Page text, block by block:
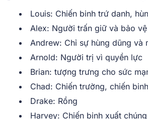
Louis: Chiến binh trứ danh,
Alex: Người trấn giữ và bảo vệ
Andrew: Chỉ sự hùng dũng và
Arnold: Người trị vì quyền lực
Brian: tượng trưng cho sức
Chad: Chiến trường, chiến binh
Drake: Rồng
Harvey: Chiến binh xuất chúng